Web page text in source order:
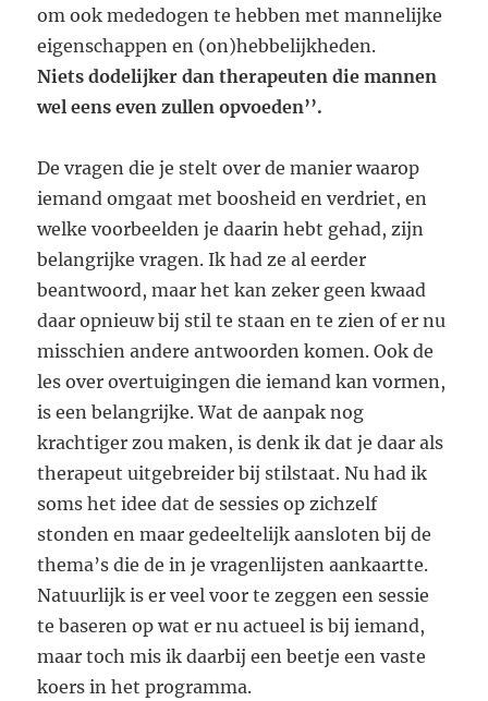
om ook mededogen te hebben met mannelijke
eigenschappen en (on)hebbelijkheden.
Niets dodelijker dan therapeuten die mannen
wel eens even zullen opvoeden’’.
De vragen die je stelt over de manier waarop
iemand omgaat met boosheid en verdriet, en
welke voorbeelden je daarin hebt gehad, zijn
belangrijke vragen. Ik had ze al eerder
beantwoord, maar het kan zeker geen kwaad
daar opnieuw bij stil te staan en te zien of er nu
misschien andere antwoorden komen. Ook de
les over overtuigingen die iemand kan vormen,
is een belangrijke. Wat de aanpak nog
krachtiger zou maken, is denk ik dat je daar als
therapeut uitgebreider bij stilstaat. Nu had ik
soms het idee dat de sessies op zichzelf
stonden en maar gedeeltelijk aansloten bij de
thema’s die de in je vragenlijsten aankaartte.
Natuurlijk is er veel voor te zeggen een sessie
te baseren op wat er nu actueel is bij iemand,
maar toch mis ik daarbij een beetje een vaste
koers in het programma.